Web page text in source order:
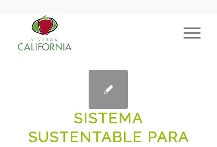
SISTEMA
SUSTENTABLE PARA